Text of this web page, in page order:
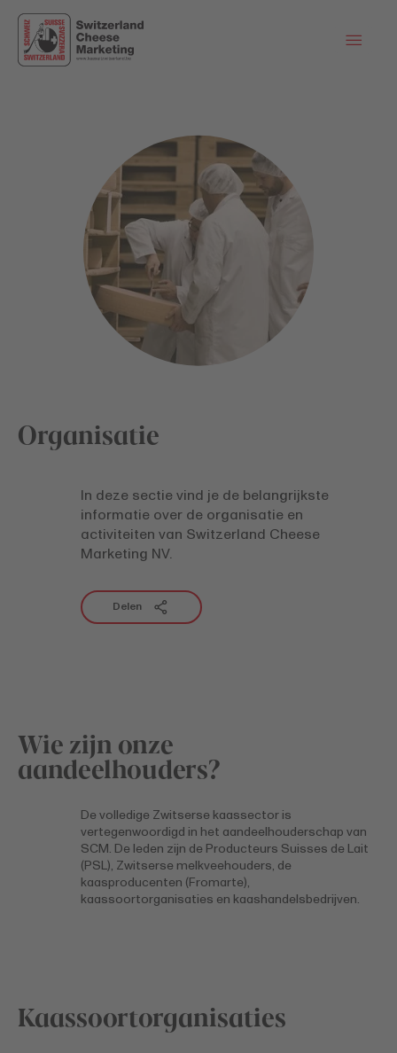
Organisatie
In deze sectie vind je de belangrijkste
informatie over de organisatie en
activiteiten van Switzerland Cheese
Marketing NV.
Delen
Wie zijn onze
aandeelhouders?
De volledige Zwitserse kaassector is
vertegenwoordigd in het aandeelhouderschap van
SCM. De leden zijn de Producteurs Suisses de Lait
(PSL), Zwitserse melkveehouders, de
kaasproducenten (Fromarte),
kaassoortorganisaties en kaashandelsbedrijven.
Kaassoortorganisaties